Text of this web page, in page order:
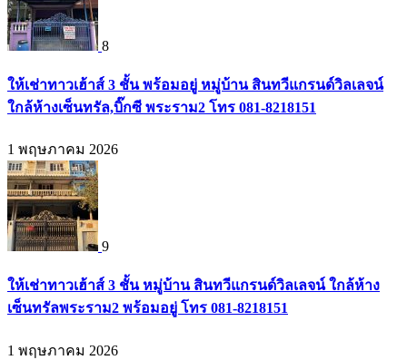
8
ให้เช่าทาวเฮ้าส์ 3 ชั้น พร้อมอยู่ หมู่บ้าน สินทวีแกรนด์วิลเลจน์
ใกล้ห้างเซ็นทรัล,บิ๊กซี พระราม2 โทร 081-8218151
1 พฤษภาคม 2026
9
ให้เช่าทาวเฮ้าส์ 3 ชั้น หมู่บ้าน สินทวีแกรนด์วิลเลจน์ ใกล้ห้าง
เซ็นทรัลพระราม2 พร้อมอยู่ โทร 081-8218151
1 พฤษภาคม 2026